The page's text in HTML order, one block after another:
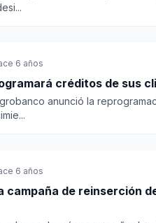
6 años
créditos de sus
anunció la
6 años
campaña de reinserción